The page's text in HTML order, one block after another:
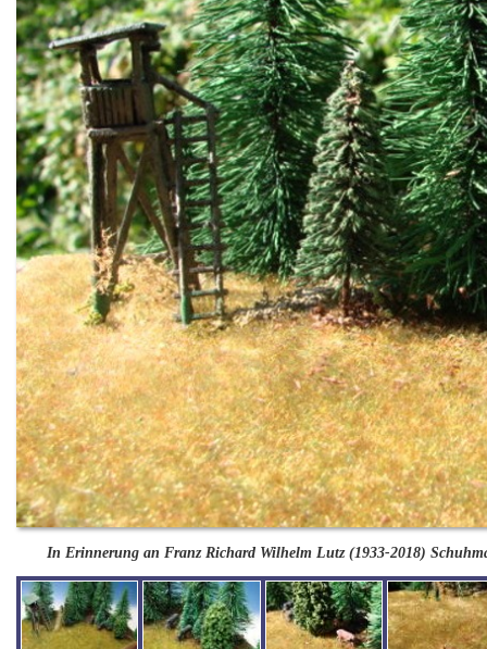
In Erinnerung an Franz Richard Wilhelm Lutz (1933-2018)